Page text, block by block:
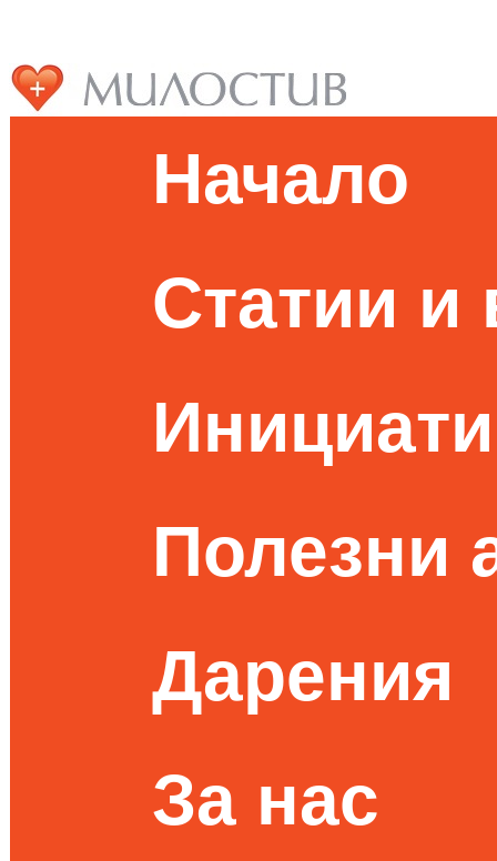
Начало
Статии и
Полезни
Дарения
За нас